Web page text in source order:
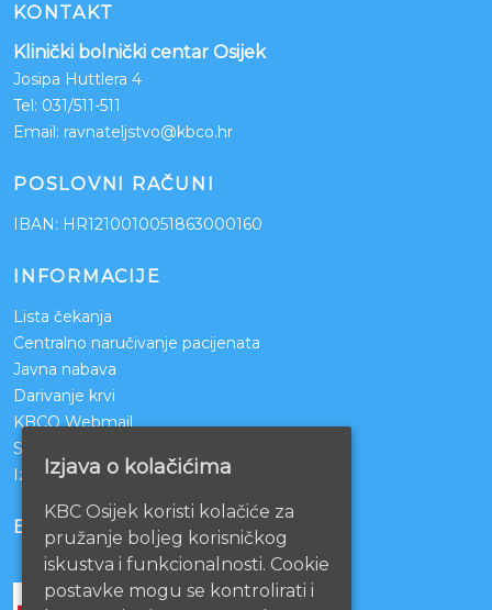
KONTAKT
Klinički bolnički centar Osijek
Josipa Huttlera 4
Tel: 031/511-511
Email: ravnateljstvo@kbco.hr
POSLOVNI RAČUNI
IBAN: HR1210010051863000160
INFORMACIJE
Lista čekanja
Centralno naručivanje pacijenata
Javna nabava
Darivanje krvi
KBCO Webmail
Sestrinstvo KBC Osijek
Izjava o pristupačnosti mrežnih stranica
BOLNICE PARTNERI
Izjava o kolačićima
KBC Osijek koristi kolačiće za
pružanje boljeg korisničkog
iskustva i funkcionalnosti. Cookie
postavke mogu se kontrolirati i